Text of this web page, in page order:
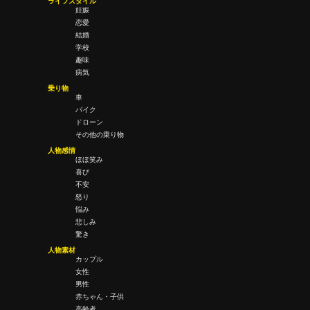
妊娠
恋愛
結婚
学校
趣味
病気
乗り物
車
バイク
ドローン
その他の乗り物
人物感情
ほほ笑み
喜び
不安
怒り
悩み
悲しみ
驚き
人物素材
カップル
女性
男性
赤ちゃん・子供